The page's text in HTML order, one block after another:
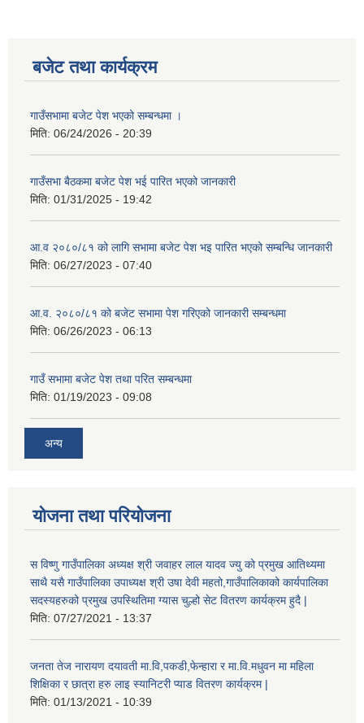
बजेट तथा कार्यक्रम
गाउँसभामा बजेट पेश भएको सम्बन्धमा ।
मिति: 06/24/2026 - 20:39
गाउँसभा बैठकमा बजेट पेश भई पारित भएको जानकारी
मिति: 01/31/2025 - 19:42
आ.व २०८०/८१ को लागि सभामा बजेट पेश भइ पारित भएको सम्बन्धि जानकारी
मिति: 06/27/2023 - 07:40
आ.व. २०८०/८१ को बजेट सभामा पेश गरिएको जानकारी सम्बन्धमा
मिति: 06/26/2023 - 06:13
गाउँ सभामा बजेट पेश तथा परित सम्बन्धमा
मिति: 01/19/2023 - 09:08
अन्य
योजना तथा परियोजना
स विष्णु गाउँपालिका अध्यक्ष श्री जवाहर लाल यादव ज्यु को प्रमुख आतिथ्यमा
साथै यसै गाउँपालिका उपाध्यक्ष श्री उषा देवी महतो,गाउँपालिकाको कार्यपालिका
सदस्यहरुको प्रमुख उपस्थितिमा ग्यास चुल्हो सेट वितरण कार्यक्रम हुदै |
मिति: 07/27/2021 - 13:37
जनता तेज नारायण दयावती मा.वि,पकडी,फेन्हारा र मा.वि.मधुवन मा महिला
शिक्षिका र छात्रा हरु लाइ स्यानिटरी प्याड वितरण कार्यक्रम |
मिति: 01/13/2021 - 10:39